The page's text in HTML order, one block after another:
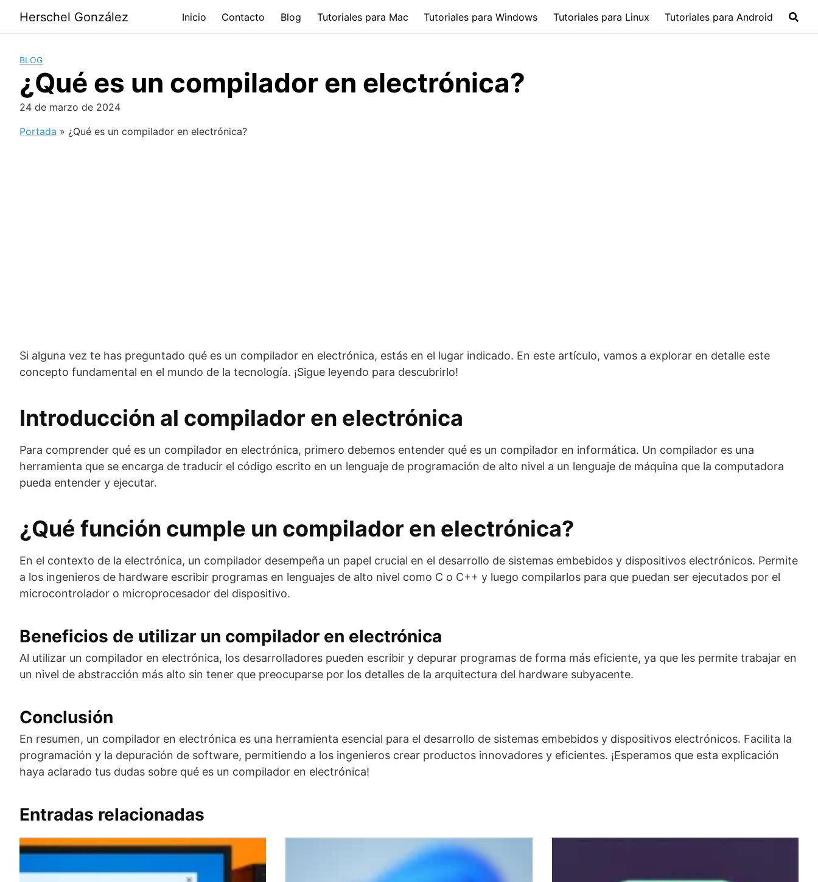
contenido
Herschel González Inicio Contacto Blog Tutoriales para Mac Tutoriales para Windows Tutoriales para Linux Tutoriales para Android
BLOG
¿Qué es un compilador en electrónica?
24 de marzo de 2024
Portada » ¿Qué es un compilador en electrónica?
Si alguna vez te has preguntado qué es un compilador en electrónica, estás en el lugar indicado. En este artículo, vamos a explorar en detalle este
concepto fundamental en el mundo de la tecnología. ¡Sigue leyendo para descubrirlo!
Introducción al compilador en electrónica
Para comprender qué es un compilador en electrónica, primero debemos entender qué es un compilador en informática. Un compilador es una
herramienta que se encarga de traducir el código escrito en un lenguaje de programación de alto nivel a un lenguaje de máquina que la computadora
pueda entender y ejecutar.
¿Qué función cumple un compilador en electrónica?
En el contexto de la electrónica, un compilador desempeña un papel crucial en el desarrollo de sistemas embebidos y dispositivos electrónicos. Permite
a los ingenieros de hardware escribir programas en lenguajes de alto nivel como C o C++ y luego compilarlos para que puedan ser ejecutados por el
microcontrolador o microprocesador del dispositivo.
Beneficios de utilizar un compilador en electrónica
Al utilizar un compilador en electrónica, los desarrolladores pueden escribir y depurar programas de forma más eficiente, ya que les permite trabajar en
un nivel de abstracción más alto sin tener que preocuparse por los detalles de la arquitectura del hardware subyacente.
Conclusión
En resumen, un compilador en electrónica es una herramienta esencial para el desarrollo de sistemas embebidos y dispositivos electrónicos. Facilita la
programación y la depuración de software, permitiendo a los ingenieros crear productos innovadores y eficientes. ¡Esperamos que esta explicación
haya aclarado tus dudas sobre qué es un compilador en electrónica!
Entradas relacionadas